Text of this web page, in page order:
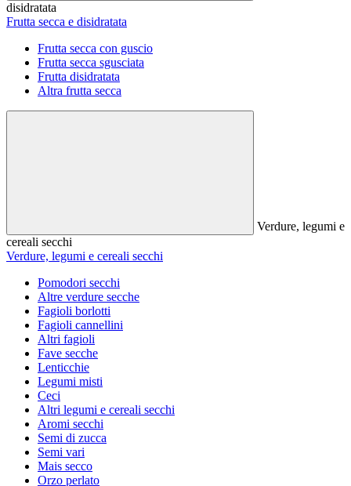
disidratata
Frutta secca e disidratata
Frutta secca con guscio
Frutta secca sgusciata
Frutta disidratata
Altra frutta secca
Verdure, legumi e
cereali secchi
Verdure, legumi e cereali secchi
Pomodori secchi
Altre verdure secche
Fagioli borlotti
Fagioli cannellini
Altri fagioli
Fave secche
Lenticchie
Legumi misti
Ceci
Altri legumi e cereali secchi
Aromi secchi
Semi di zucca
Semi vari
Mais secco
Orzo perlato